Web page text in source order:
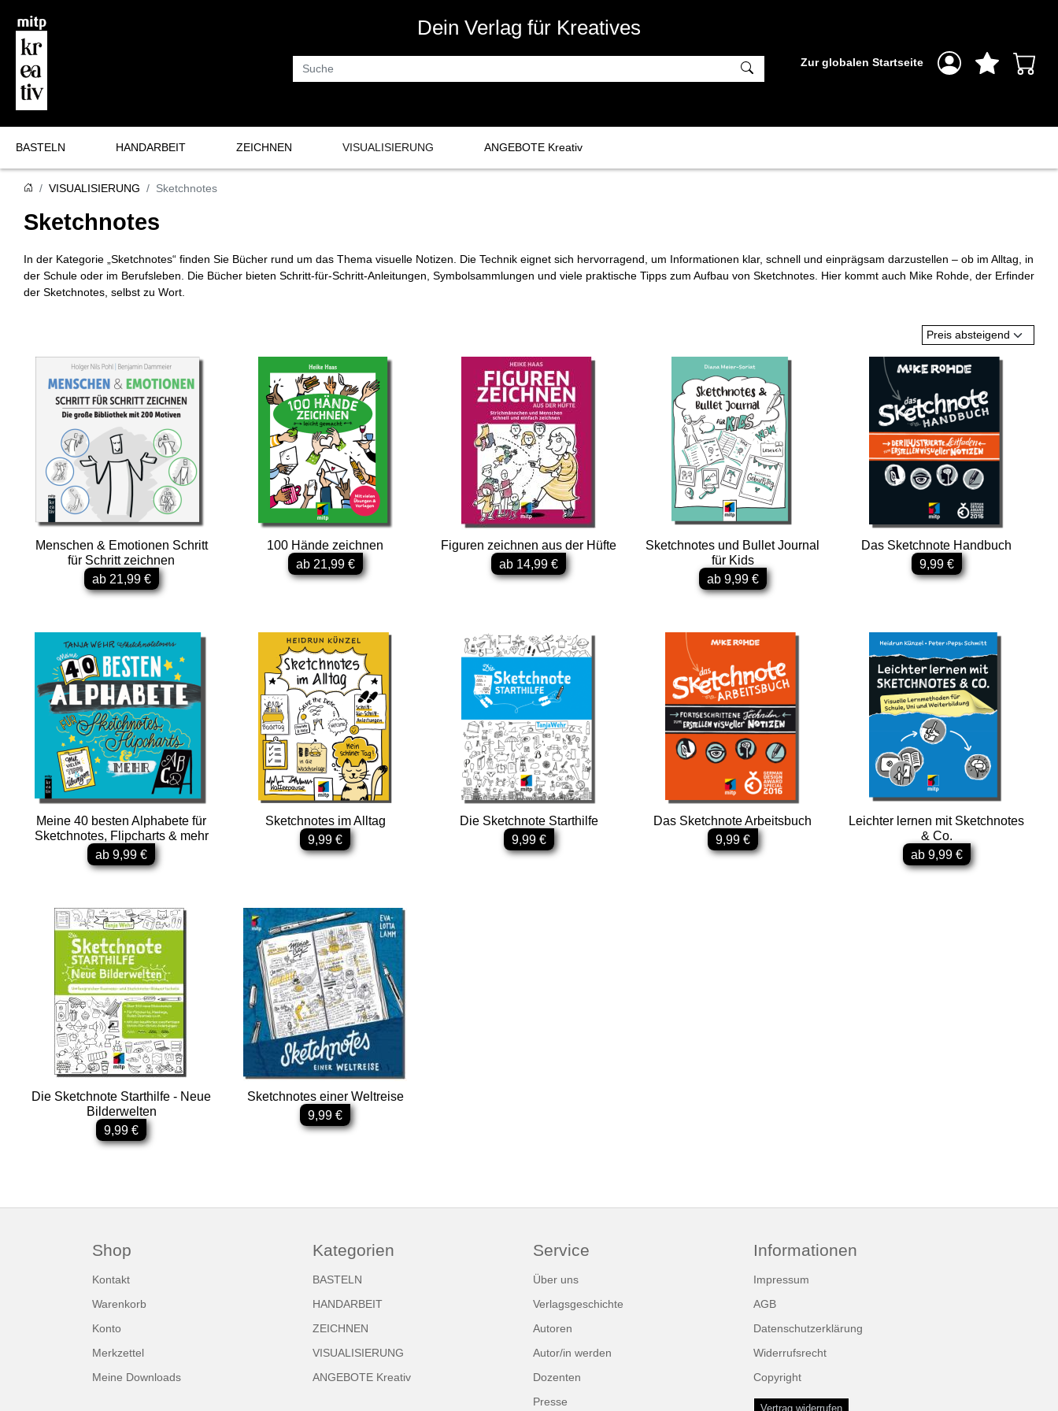
Dein Verlag für Kreatives
Suche Zur globalen Startseite
BASTELN
Basteln
HANDARBEIT
Makramee
ZEICHNEN VISUALISIERUNG ANGEBOTE Kreativ
VISUALISIERUNG Sketchnotes
Sketchnotes
In der Kategorie „Sketchnotes“ finden Sie Bücher rund um das Thema visuelle Notizen. Die Technik eignet sich hervorragend, um Informationen klar, schnell und einprägsam darzustellen – ob im Alltag, in
der Schule oder im Berufsleben. Die Bücher bieten Schritt-für-Schritt-Anleitungen, Symbolsammlungen und viele praktische Tipps zum Aufbau von Sketchnotes. Hier kommt auch Mike Rohde, der Erfinder
der Sketchnotes, selbst zu Wort.
Preis absteigend
Menschen & Emotionen Schritt
für Schritt zeichnen
ab 21,99 €
100 Hände zeichnen
ab 21,99 €
Figuren zeichnen aus der Hüfte
ab 14,99 €
Sketchnotes und Bullet Journal
für Kids
ab 9,99 €
Das Sketchnote Handbuch
9,99 €
Meine 40 besten Alphabete für
Sketchnotes, Flipcharts & mehr
ab 9,99 €
Sketchnotes im Alltag
9,99 €
Die Sketchnote Starthilfe
9,99 €
Das Sketchnote Arbeitsbuch
9,99 €
Leichter lernen mit Sketchnotes
& Co.
ab 9,99 €
Die Sketchnote Starthilfe - Neue
Bilderwelten
9,99 €
Sketchnotes einer Weltreise
9,99 €
Shop
Kontakt
Warenkorb
Konto
Merkzettel
Meine Downloads
Kategorien
BASTELN
HANDARBEIT
ZEICHNEN
VISUALISIERUNG
ANGEBOTE Kreativ
Service
Über uns
Verlagsgeschichte
Autoren
Autor/in werden
Dozenten
Presse
Informationen
Impressum
AGB
Datenschutzerklärung
Widerrufsrecht
Copyright
Vertrag widerrufen